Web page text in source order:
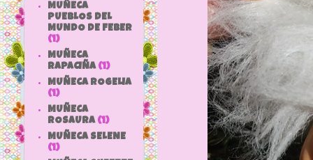
MUÑECA
PUEBLOS DEL
MUNDO DE FEBER
(1)
MUÑECA
RAPACIÑA (1)
MUÑECA ROGELIA
(1)
MUÑECA
ROSAURA (1)
MUÑECA SELENE
(1)